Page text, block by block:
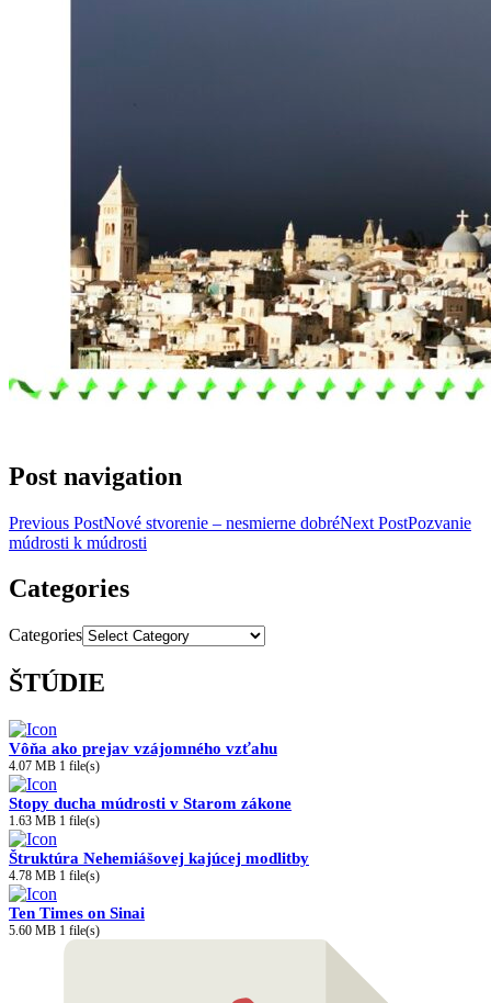
Post navigation
Previous PostNové stvorenie – nesmierne dobréNext PostPozvanie
múdrosti k múdrosti
Categories
Categories
ŠTÚDIE
Vôňa ako prejav vzájomného vzťahu
4.07 MB 1 file(s)
Stopy ducha múdrosti v Starom zákone
1.63 MB 1 file(s)
Štruktúra Nehemiášovej kajúcej modlitby
4.78 MB 1 file(s)
Ten Times on Sinai
5.60 MB 1 file(s)